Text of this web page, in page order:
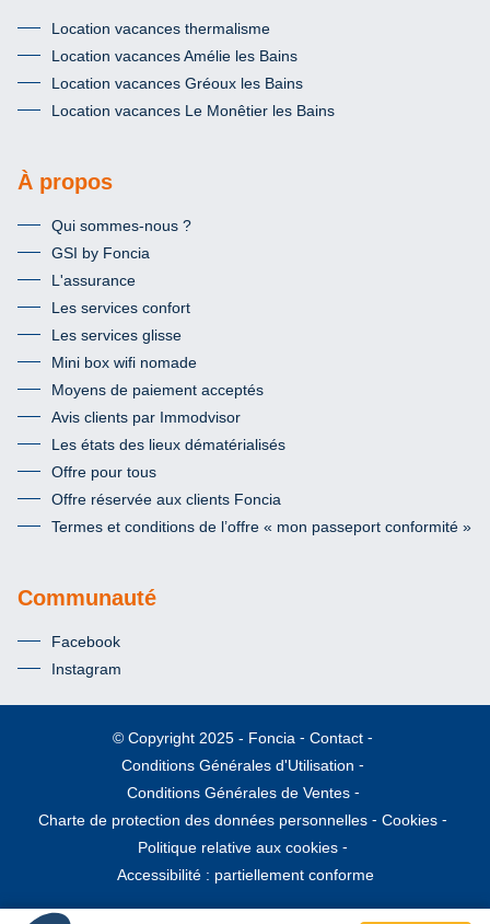
Location vacances thermalisme
Location vacances Amélie les Bains
Location vacances Gréoux les Bains
Location vacances Le Monêtier les Bains
À propos
Qui sommes-nous ?
GSI by Foncia
L'assurance
Les services confort
Les services glisse
Mini box wifi nomade
Moyens de paiement acceptés
Avis clients par Immodvisor
Les états des lieux dématérialisés
Offre pour tous
Offre réservée aux clients Foncia
Termes et conditions de l’offre « mon passeport conformité »
Communauté
Facebook
Instagram
© Copyright 2025 Foncia
Contact
Conditions Générales d'Utilisation
Conditions Générales de Ventes
Charte de protection des données personnelles
Cookies
Politique relative aux cookies
Accessibilité : partiellement conforme